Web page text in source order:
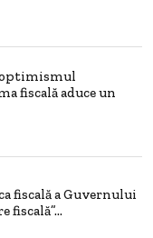
optimismul
fiscală aduce un
fiscală a Guvernului
fiscală”...